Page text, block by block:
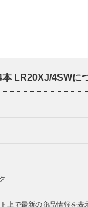
LR20XJ/4SWに
上で最新の商品情報を